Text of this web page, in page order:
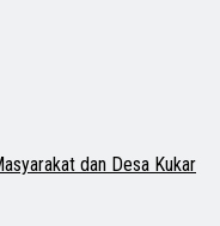
dan Desa Kukar